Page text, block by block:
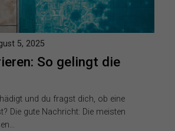
So gelingt die
5, 2025
und du fragst dich, ob eine
Die gute Nachricht: Die meisten